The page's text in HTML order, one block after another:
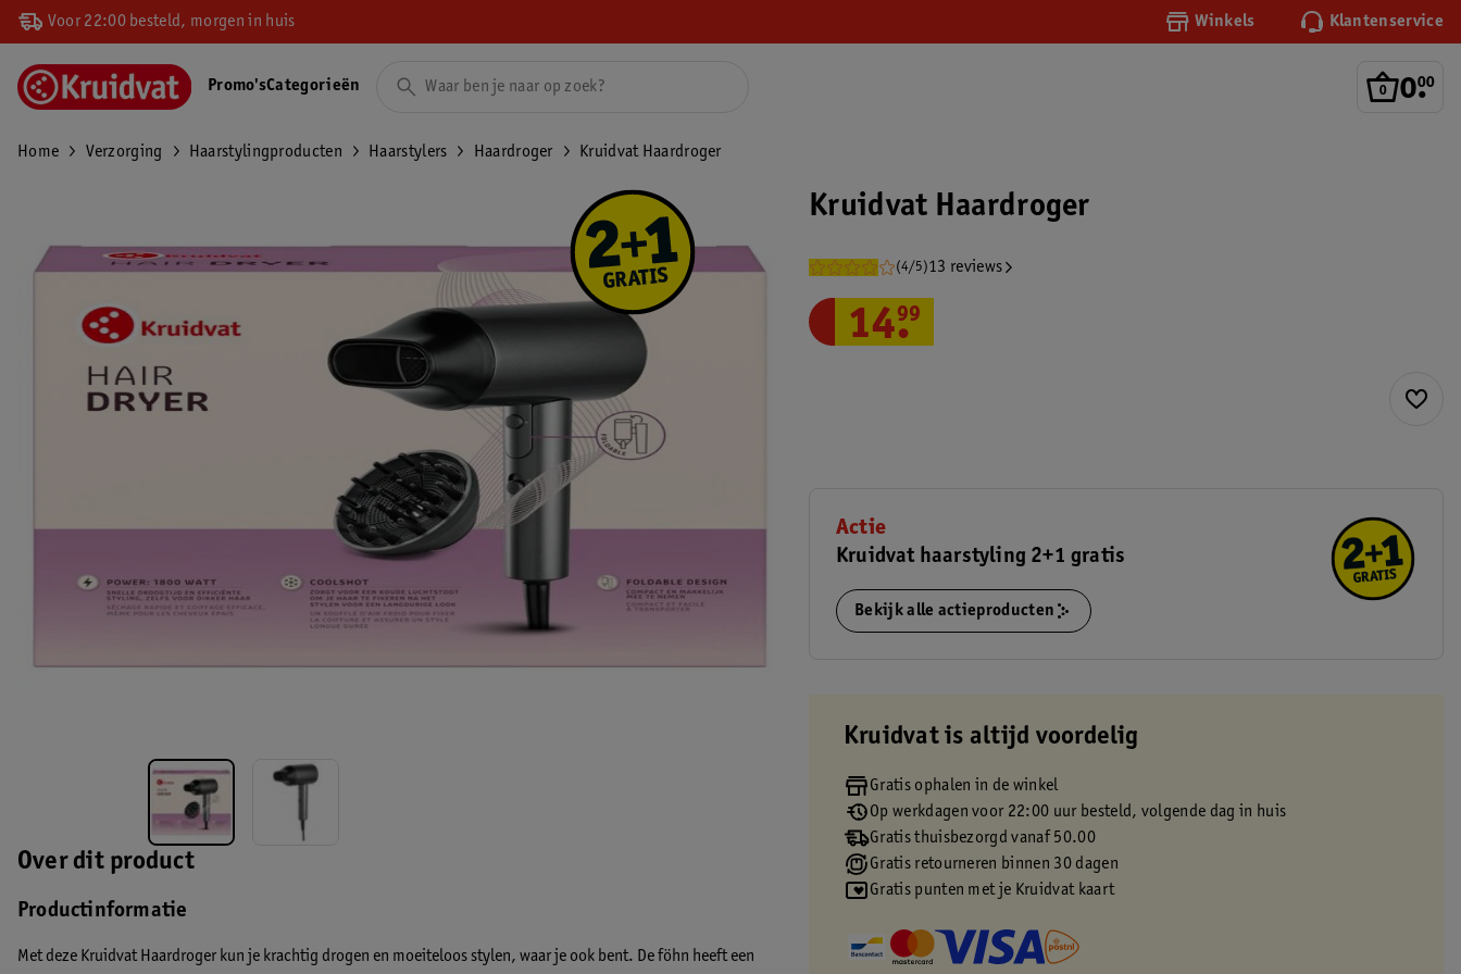
Voor 22:00 besteld, morgen in huis Winkels Klantenservice
0.
00
Promo'sCategorieën
Home Verzorging Haarstylingproducten Haarstylers Haardroger Kruidvat Haardroger
Over dit product
Productinformatie
Met deze Kruidvat Haardroger kun je krachtig drogen en moeiteloos stylen, waar je ook bent. De föhn heeft een
Kruidvat Haardroger
(4/5)13 reviews
14.
99
Actie
Kruidvat haarstyling 2+1 gratis
Bekijk alle actieproducten
Kruidvat is altijd voordelig
Gratis ophalen in de winkel
Op werkdagen voor 22:00 uur besteld, volgende dag in huis
Gratis thuisbezorgd vanaf 50.00
Gratis retourneren binnen 30 dagen
Gratis punten met je Kruidvat kaart